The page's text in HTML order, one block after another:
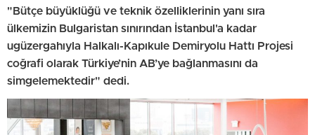
"Bütçe büyüklüğü ve teknik özelliklerinin yanı sıra
ülkemizin Bulgaristan sınırından İstanbul'a kadar
ugüzergahıyla Halkalı-Kapıkule Demiryolu Hattı Projesi
coğrafi olarak Türkiye’nin AB’ye bağlanmasını da
simgelemektedir" dedi.